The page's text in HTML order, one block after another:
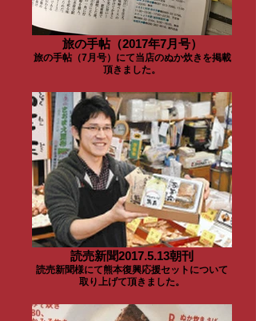
旅の手帖（2017年7月号）
旅の手帖（7月号）にて当店のぬか炊きを掲載
頂きました。
読売新聞2017.5.13朝刊
読売新聞様にて熊本復興応援セットについて
取り上げて頂きました。